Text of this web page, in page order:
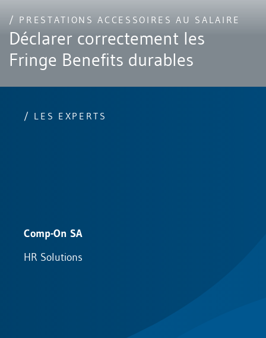
/ PRESTATIONS ACCESSOIRES AU SALAIRE
Déclarer correctement les
Fringe Benefits durables
/ LES EXPERTS
Comp-On SA
HR Solutions